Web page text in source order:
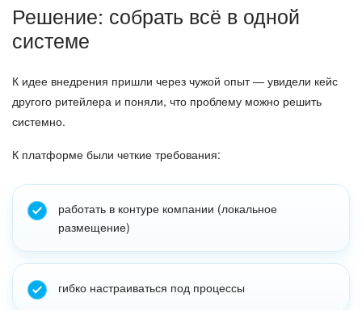
Решение: собрать всё в одной
системе
К идее внедрения пришли через чужой опыт — увидели кейс
другого ритейлера и поняли, что проблему можно решить
системно.
К платформе были четкие требования:
работать в контуре компании (локальное
размещение)
гибко настраиваться под процессы